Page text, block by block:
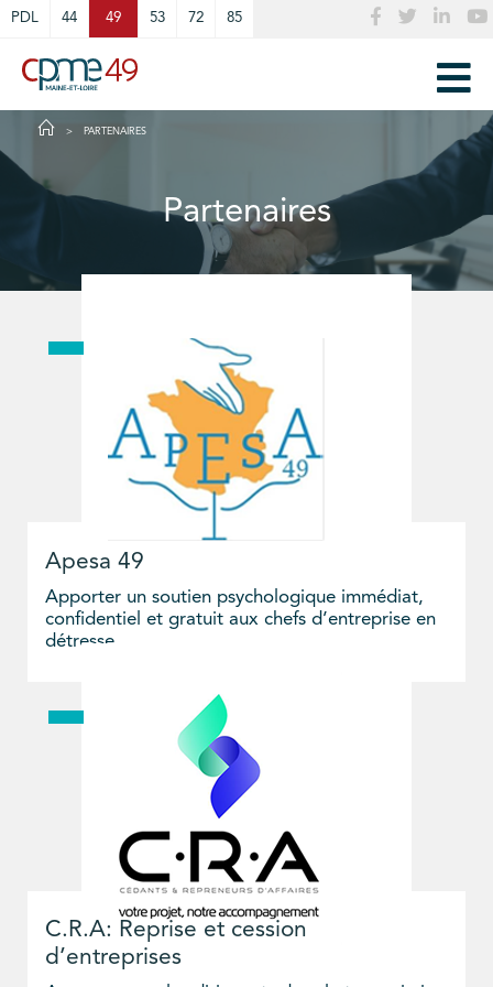
PDL 44 49 53 72 85
PARTENAIRES
Partenaires
Apesa 49
Apporter un soutien psychologique immédiat,
confidentiel et gratuit aux chefs d’entreprise en
détresse
C.R.A: Reprise et cession
d’entreprises
Cookies management panel